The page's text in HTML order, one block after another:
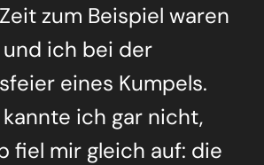
zum Bei­spiel waren
ich bei der
eines Kum­pels.
ich gar nicht,
fiel mir gleich auf: die